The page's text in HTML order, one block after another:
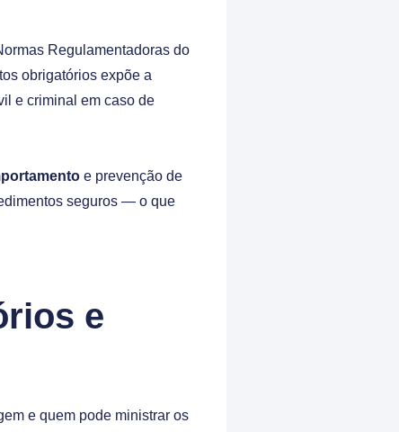
Regulamentadoras do
obrigatórios expõe a
e criminal em caso de
e prevenção de
seguros — o que
e
e quem pode ministrar os